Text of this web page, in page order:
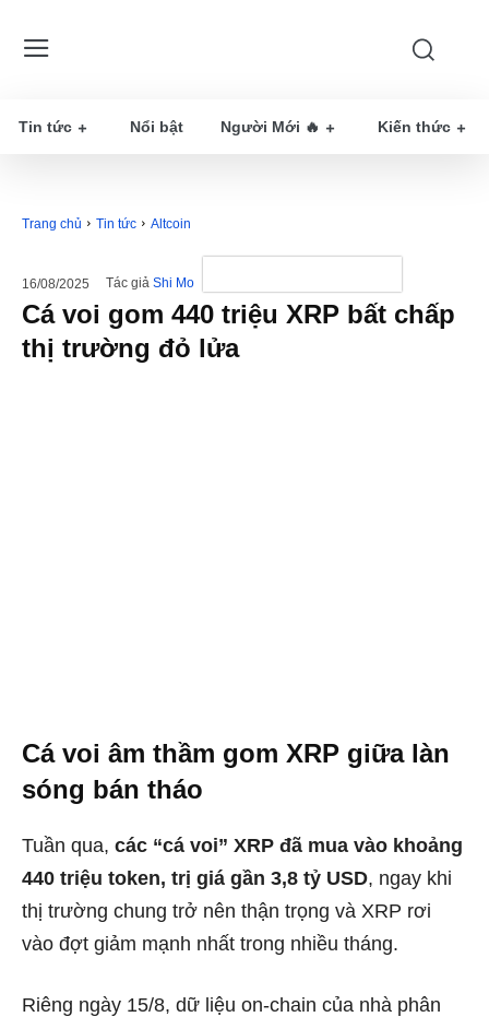
Tin tức Nổi bật Người Mới 🔥 Kiến thức
Trang chủ Tin tức Altcoin
16/08/2025 Tác giả Shi Mo
Cá voi gom 440 triệu XRP bất chấp
thị trường đỏ lửa
Cá voi âm thầm gom XRP giữa làn
sóng bán tháo
Tuần qua, các “cá voi” XRP đã mua vào khoảng
440 triệu token, trị giá gần 3,8 tỷ USD, ngay khi
thị trường chung trở nên thận trọng và XRP rơi
vào đợt giảm mạnh nhất trong nhiều tháng.
Riêng ngày 15/8, dữ liệu on-chain của nhà phân